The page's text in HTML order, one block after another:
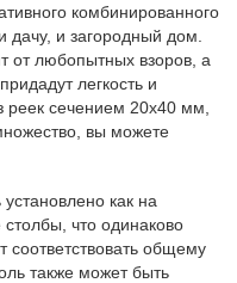
комбинированного
дачу, и загородный дом.
от любопытных взоров, а
легкость и
реек сечением 20х40 мм,
вы можете
как на
что одинаково
соответствовать общему
также может быть